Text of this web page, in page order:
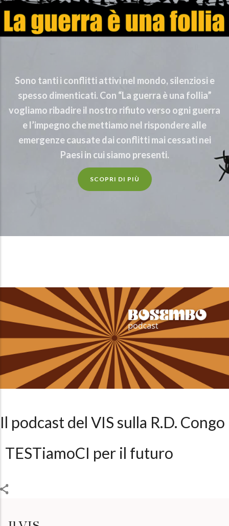
Sono tanti i conflitti attivi nel mondo, silenziosi e
spesso dimenticati. Con “La guerra è una follia”
vogliamo ribadire il nostro rifiuto verso ogni guerra
e l’impegno che mettiamo nel rispondere alle
emergenze causate dai conflitti mai cessati nei
Paesi in cui siamo presenti.
SCOPRI DI PIÙ
TESTiamoCI per il futuro
Il podcast del VIS sulla R.D. Congo